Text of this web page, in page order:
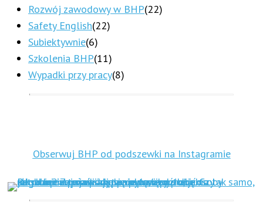
Rozwój zawodowy w BHP(22)
Safety English(22)
Subiektywnie(6)
Szkolenia BHP(11)
Wypadki przy pracy(8)
Obserwuj BHP od podszewki na Instagramie